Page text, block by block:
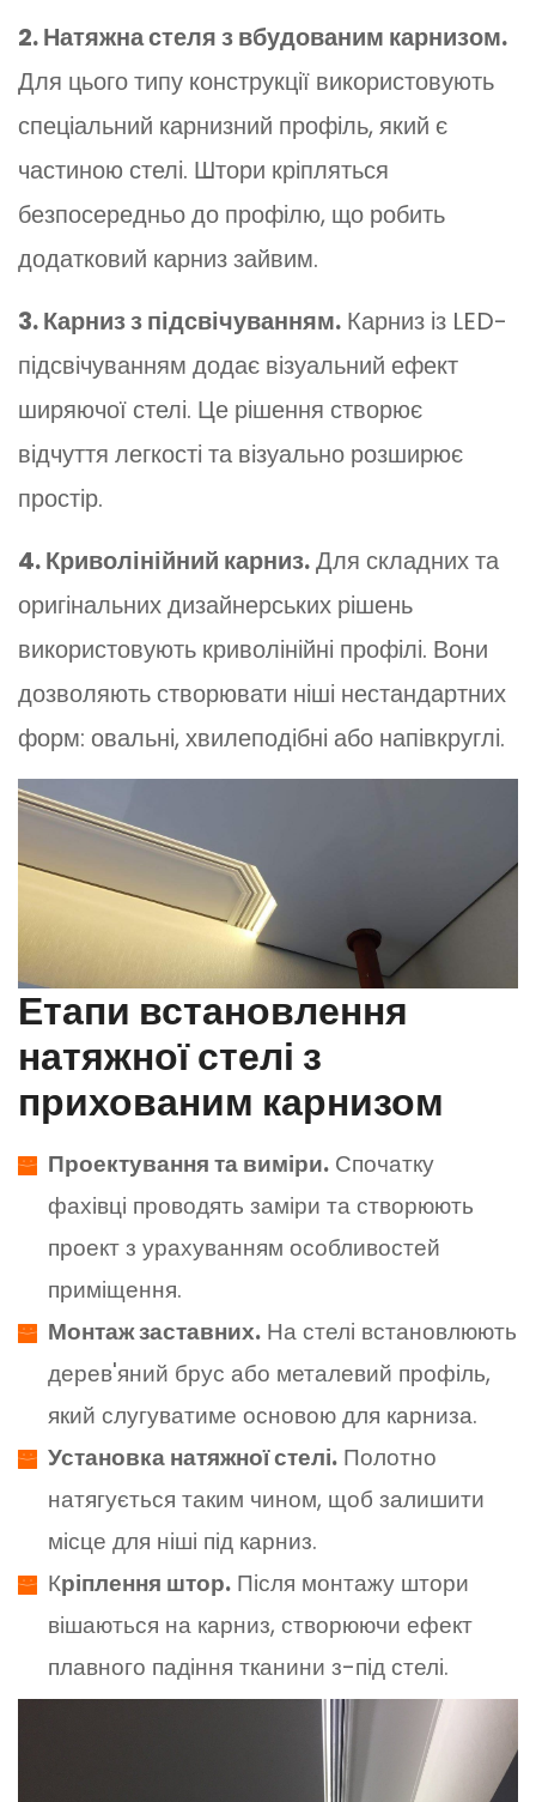
2. Натяжна стеля з вбудованим карнизом.
Для цього типу конструкції використовують
спеціальний карнизний профіль, який є
частиною стелі. Штори кріпляться
безпосередньо до профілю, що робить
додатковий карниз зайвим.
3. Карниз з підсвічуванням. Карниз із LED-
підсвічуванням додає візуальний ефект
ширяючої стелі. Це рішення створює
відчуття легкості та візуально розширює
простір.
4. Криволінійний карниз.Для складних та
оригінальних дизайнерських рішень
використовують криволінійні профілі. Вони
дозволяють створювати ніші нестандартних
форм: овальні, хвилеподібні або напівкруглі.
Етапи встановлення
натяжної стелі з
прихованим карнизом
Проектування та виміри. Спочатку
фахівці проводять заміри та створюють
проект з урахуванням особливостей
приміщення.
Монтаж заставних. На стелі встановлюють
дерев'яний брус або металевий профіль,
який слугуватиме основою для карниза.
Установка натяжної стелі. Полотно
натягується таким чином, щоб залишити
місце для ніші під карниз.
Кріплення штор. Після монтажу штори
вішаються на карниз, створюючи ефект
плавного падіння тканини з-під стелі.